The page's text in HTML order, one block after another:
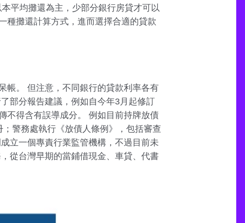
平均攤還為主，少部分銀行房貸才可以
種攤還計算方式，進而選擇合適的貸款
帳。 但注意，不同銀行的貸款利率各有
部分報告建議，例如自今年3月起修訂
不得含有誤導成分。 例如目前持牌放債
警務處執行《放債人條例》，包括審查
立一個專責行業監管機構，不過目前未
從台灣早期的當鋪借現金、車貸、代書